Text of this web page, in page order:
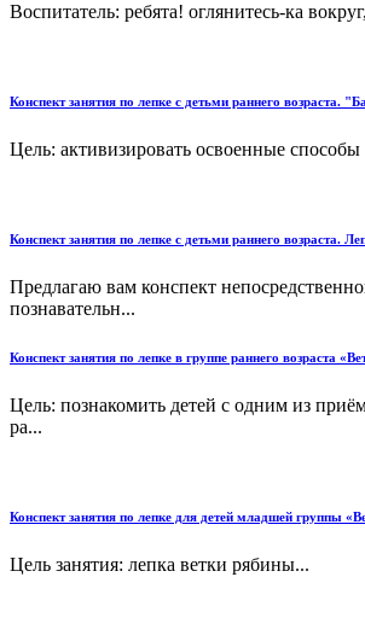
Воспитатель: ребята! оглянитесь-ка
Конспект занятия по лепке с детьми раннего возраста.
Цель: активизировать освоенные
Конспект занятия по лепке с детьми раннего возраста.
Предлагаю вам конспект
познавательн...
Конспект занятия по лепке в группе раннего возраста
Цель: познакомить детей с одним из
ра...
Конспект занятия по лепке для детей младшей группы
Цель занятия: лепка ветки рябины...